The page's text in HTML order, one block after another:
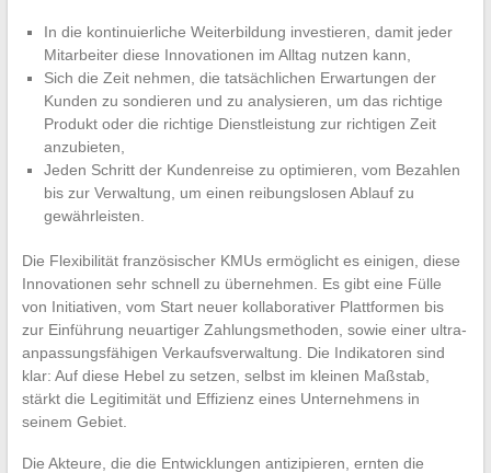
In die kontinuierliche Weiterbildung investieren, damit jeder
Mitarbeiter diese Innovationen im Alltag nutzen kann,
Sich die Zeit nehmen, die tatsächlichen Erwartungen der
Kunden zu sondieren und zu analysieren, um das richtige
Produkt oder die richtige Dienstleistung zur richtigen Zeit
anzubieten,
Jeden Schritt der Kundenreise zu optimieren, vom Bezahlen
bis zur Verwaltung, um einen reibungslosen Ablauf zu
gewährleisten.
Die Flexibilität französischer KMUs ermöglicht es einigen, diese
Innovationen sehr schnell zu übernehmen. Es gibt eine Fülle
von Initiativen, vom Start neuer kollaborativer Plattformen bis
zur Einführung neuartiger Zahlungsmethoden, sowie einer ultra-
anpassungsfähigen Verkaufsverwaltung. Die Indikatoren sind
klar: Auf diese Hebel zu setzen, selbst im kleinen Maßstab,
stärkt die Legitimität und Effizienz eines Unternehmens in
seinem Gebiet.
Die Akteure, die die Entwicklungen antizipieren, ernten die